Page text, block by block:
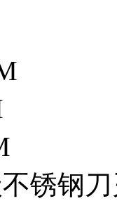
锈钢